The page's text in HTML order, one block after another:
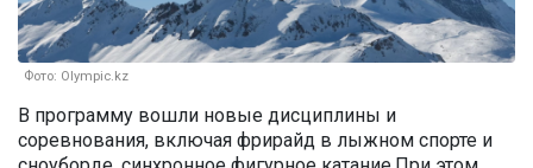
Фото: Olympic.kz
В программу вошли новые дисциплины и
соревнования, включая фрирайд в лыжном спорте и